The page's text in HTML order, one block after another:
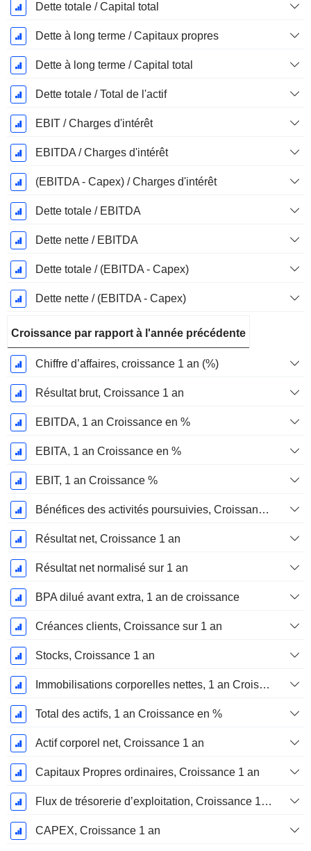
Dette totale / Capital total
Dette à long terme / Capitaux propres
Dette à long terme / Capital total
Dette totale / Total de l'actif
EBIT / Charges d'intérêt
EBITDA / Charges d'intérêt
(EBITDA - Capex) / Charges d'intérêt
Dette totale / EBITDA
Dette nette / EBITDA
Dette totale / (EBITDA - Capex)
Dette nette / (EBITDA - Capex)
Croissance par rapport à l'année précédente
Chiffre d’affaires, croissance 1 an (%)
Résultat brut, Croissance 1 an
EBITDA, 1 an Croissance en %
EBITA, 1 an Croissance en %
EBIT, 1 an Croissance %
Bénéfices des activités poursuivies, Croissance 1 an
Résultat net, Croissance 1 an
Résultat net normalisé sur 1 an
BPA dilué avant extra, 1 an de croissance
Créances clients, Croissance sur 1 an
Stocks, Croissance 1 an
Immobilisations corporelles nettes, 1 an Croissance
Total des actifs, 1 an Croissance en %
Actif corporel net, Croissance 1 an
Capitaux Propres ordinaires, Croissance 1 an
Flux de trésorerie d’exploitation, Croissance 1 an
CAPEX, Croissance 1 an